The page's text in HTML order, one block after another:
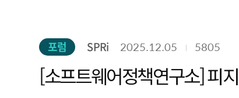
포럼 SPRi 2025.12.05 5805
[소프트웨어정책연구소] 피